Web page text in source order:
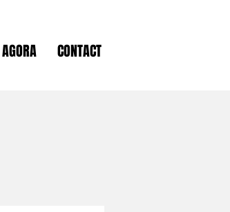
AGORA CONTACT